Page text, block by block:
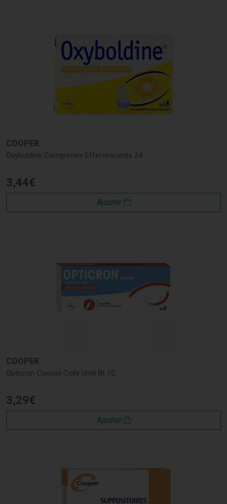
COOPER
Oxyboldine Comprimés Effervescents 24
3,44€
Ajouter
COOPER
Opticron Conseil Colly Unid Bt 10
3,29€
Ajouter